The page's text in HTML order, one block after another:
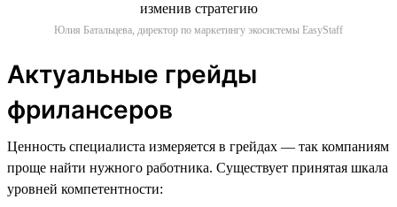
Юлия Батальцева, директор по маркетингу экосистемы EasyStaff
Актуальные грейды
фрилансеров
Ценность специалиста измеряется в грейдах — так компаниям
проще найти нужного работника. Существует принятая шкала
уровней компетентности: